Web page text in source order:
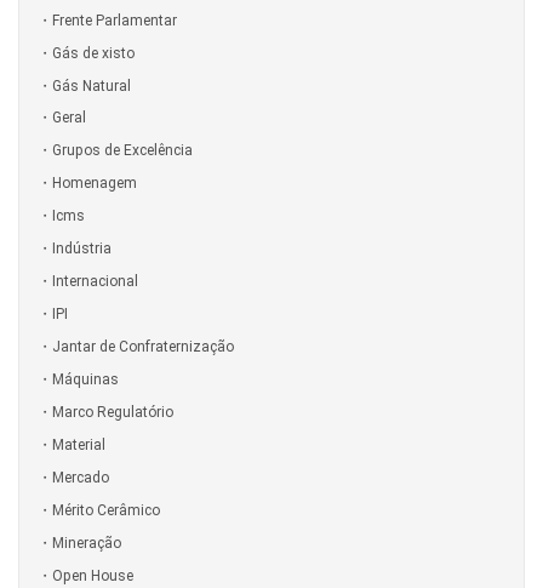
Frente Parlamentar
Gás de xisto
Gás Natural
Geral
Grupos de Excelência
Homenagem
Icms
Indústria
Internacional
IPI
Jantar de Confraternização
Máquinas
Marco Regulatório
Material
Mercado
Mérito Cerâmico
Mineração
Open House